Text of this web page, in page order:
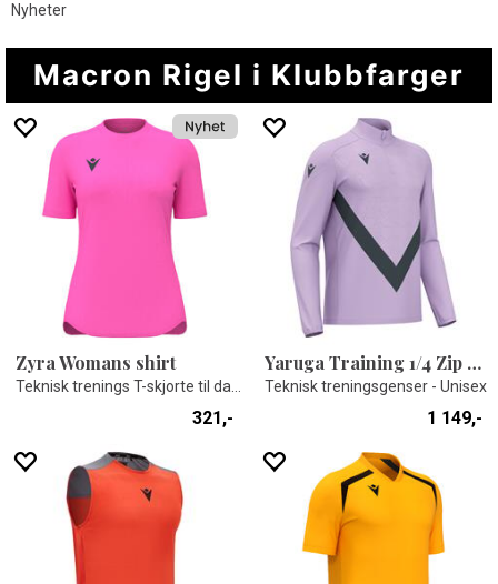
Nyheter
Macron Rigel i Klubbfarger
Zyra Womans shirt
321,-
Yaruga Training 1/4 Zip Top
Teknisk treningsgenser - Unisex
1 149,-